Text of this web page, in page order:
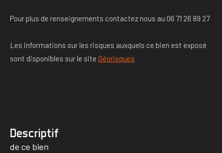
Pour plus de renseignements contactez nous au 06 71 26 89 27
Les informations sur les risques auxquels ce bien est exposé
sont disponibles sur le site Géorisques
descriptif
de ce bien